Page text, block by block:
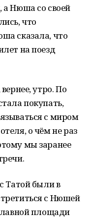
а Нюша со своей
что
сказала, что
на поезд
утро. По
покупать,
с миром
о чём не раз
мы заранее
Татой были в
с Нюшей
площади